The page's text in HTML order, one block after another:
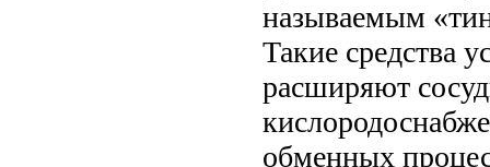
называемым
Такие средства
расширяют
обменных